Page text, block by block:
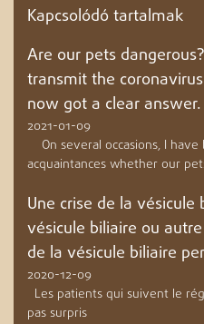
Kapcsolódó tartalmak
Are our pets
transmit the
now got a clear answer.
2021-01-09
On several occasions, I
acquaintances whether our
Une crise de la vésicule
vésicule biliaire ou
de la vésicule biliaire
2020-12-09
Les patients qui suivent le
pas surpris